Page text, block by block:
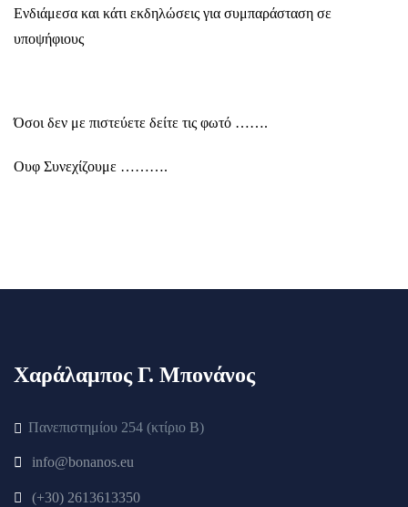
Ενδιάμεσα και κάτι εκδηλώσεις για συμπαράσταση σε
υποψήφιους
Όσοι δεν με πιστεύετε δείτε τις φωτό …….
Ουφ Συνεχίζουμε ……….
Χαράλαμπος Γ. Μπονάνος
Πανεπιστημίου 254 (κτίριο Β)
info@bonanos.eu
(+30) 2613613350